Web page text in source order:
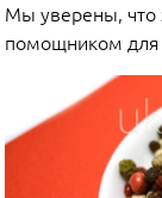
Мы уверены, что
помощником для